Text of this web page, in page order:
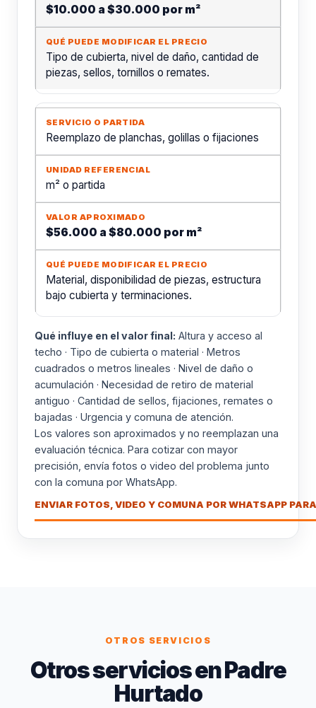
$10.000 a $30.000 por m²
Tipo de cubierta, nivel de daño, cantidad de
piezas, sellos, tornillos o remates.
Reemplazo de planchas, golillas o fijaciones
m² o partida
$56.000 a $80.000 por m²
Material, disponibilidad de piezas, estructura
bajo cubierta y terminaciones.
Qué influye en el valor final: Altura y acceso al
techo · Tipo de cubierta o material · Metros
cuadrados o metros lineales · Nivel de daño o
acumulación · Necesidad de retiro de material
antiguo · Cantidad de sellos, fijaciones, remates o
bajadas · Urgencia y comuna de atención.
Los valores son aproximados y no reemplazan una
evaluación técnica. Para cotizar con mayor
precisión, envía fotos o video del problema junto
con la comuna por WhatsApp.
ENVIAR FOTOS, VIDEO Y COMUNA POR WHATSAPP
OTROS SERVICIOS
Otros servicios en Padre
Hurtado